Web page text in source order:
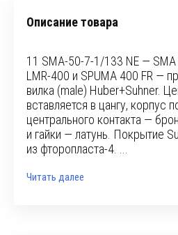
Описание товара
11 SMA-50-7-1/133 NE —
LMR-400 и SPUMA 400 FR —
вилка (male) Huber+Suhner.
вставляется в цангу, корпус
центрального контакта —
и гайки — латунь. Покрытие
из фторопласта-4. ...
Читать далее